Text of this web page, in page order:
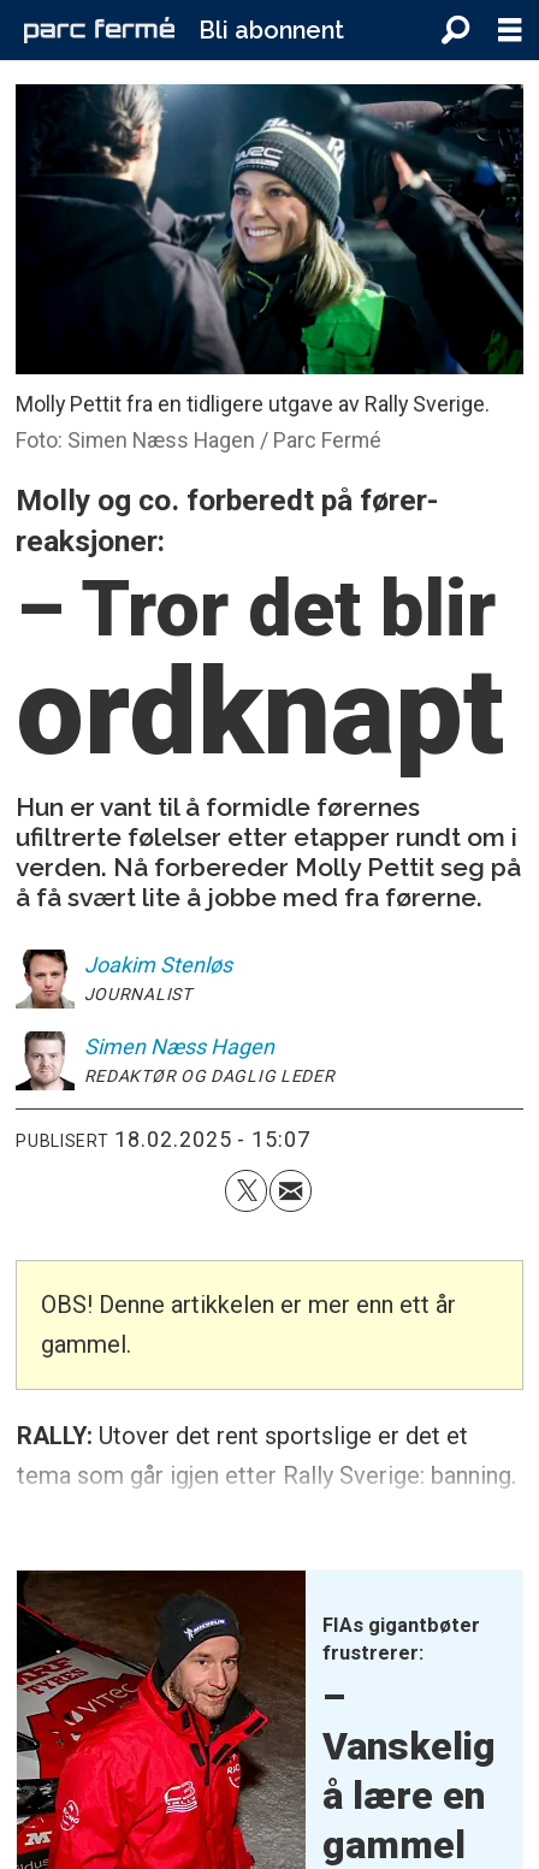
Bli abonnent
Molly Pettit fra en tidligere utgave av Rally Sverige.
Foto: Simen Næss Hagen / Parc Fermé
Molly og co. forberedt på fører-
reaksjoner:
– Tror det blir
ordknapt
Hun er vant til å formidle førernes
ufiltrerte følelser etter etapper rundt om i
verden. Nå forbereder Molly Pettit seg på
å få svært lite å jobbe med fra førerne.
Joakim Stenløs
JOURNALIST
Simen Næss Hagen
REDAKTØR OG DAGLIG LEDER
PUBLISERT 18.02.2025 - 15:07
OBS! Denne artikkelen er mer enn ett år
gammel.
RALLY: Utover det rent sportslige er det et
tema som går igjen etter Rally Sverige: banning.
FIAs gigantbøter
frustrerer:
–
Vanskelig
å lære en
gammel